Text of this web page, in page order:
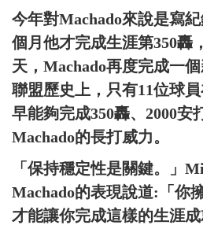
今年對Machado來說是寫
個月他才完成生涯第350轟
天，Machado再度完成一
聯盟歷史上，只有11位球
早能夠完成350轟、2000安
Machado的長打威力。
「保持穩定性是關鍵。」
Machado的表現說道:「你
才能讓你完成這樣的生涯